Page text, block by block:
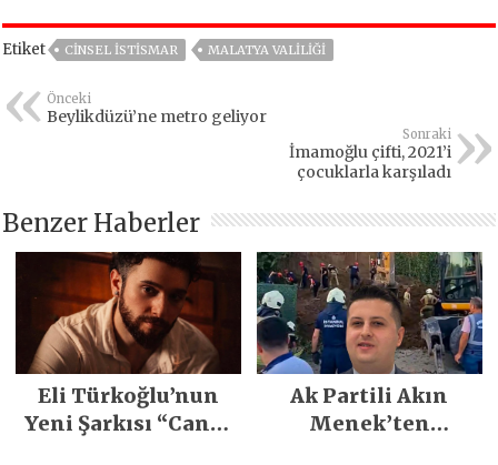
Etiket CINSEL İSTISMAR MALATYA VALILIĞI
Önceki
Beylikdüzü’ne metro geliyor
Sonraki
İmamoğlu çifti, 2021’i
çocuklarla karşıladı
Benzer Haberler
Eli Türkoğlu’nun
Yeni Şarkısı “Canın
Ak Partili Akın
Menek’ten